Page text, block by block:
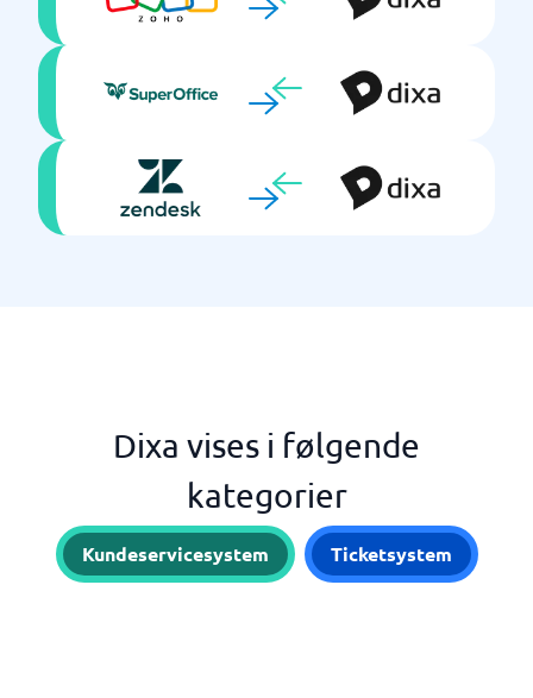
Dixa vises i følgende
kategorier
Kundeservicesystem Ticketsystem